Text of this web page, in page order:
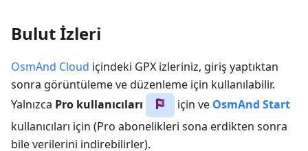
Bulut İzleri
OsmAnd Cloud içindeki GPX izleriniz, giriş yaptıktan
sonra görüntüleme ve düzenleme için kullanılabilir.
Yalnızca Pro kullanıcıları için ve OsmAnd Start
kullanıcıları için (Pro abonelikleri sona erdikten sonra
bile verilerini indirebilirler).